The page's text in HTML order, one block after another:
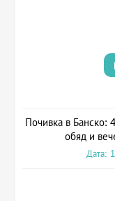
Почивка в Банско:
обяд и
Дата: